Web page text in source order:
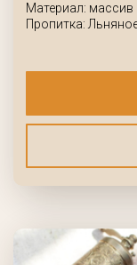
Материал: массив
Пропитка: